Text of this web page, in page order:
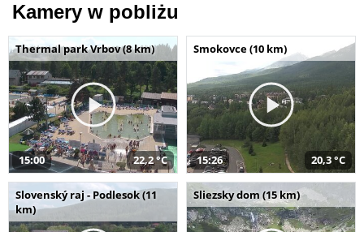
Kamery w pobliżu
Thermal park Vrbov (8 km)
15:00 22,2 °C
Smokovce (10 km)
15:26 20,3 °C
Slovenský raj - Podlesok (11
km)
Sliezsky dom (15 km)